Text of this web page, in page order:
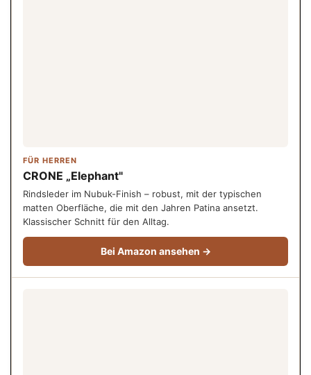
FÜR HERREN
CRONE „Elephant"
Rindsleder im Nubuk-Finish – robust, mit der typischen
matten Oberfläche, die mit den Jahren Patina ansetzt.
Klassischer Schnitt für den Alltag.
Bei Amazon ansehen →